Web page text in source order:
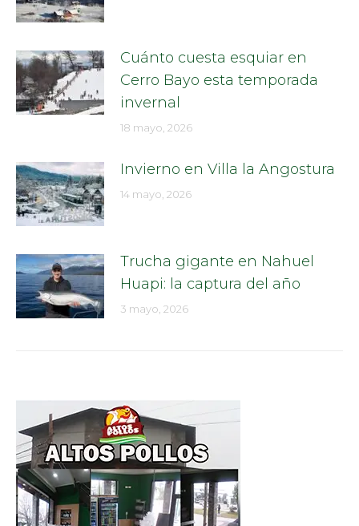
Cuánto cuesta esquiar en
Cerro Bayo esta temporada
invernal
18 mayo, 2026
Invierno en Villa la Angostura
14 mayo, 2026
Trucha gigante en Nahuel
Huapi: la captura del año
3 mayo, 2026